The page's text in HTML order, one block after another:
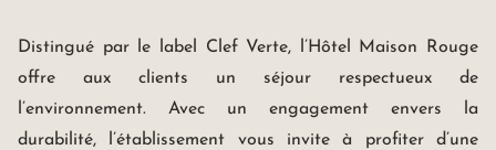
Distingué par le label Clef Verte, l’Hôtel Maison Rouge
offre aux clients un séjour respectueux de
l’environnement. Avec un engagement envers la
durabilité, l’établissement vous invite à profiter d’une